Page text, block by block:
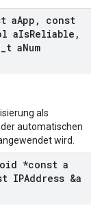
aApp ,
const
aIsReliable ,
t aNum
als
automatischen
wird.
*const a
IPAddress &a